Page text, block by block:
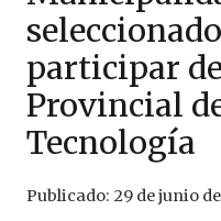
participar
Provincial
Tecnología
Publicado: 29 de junio